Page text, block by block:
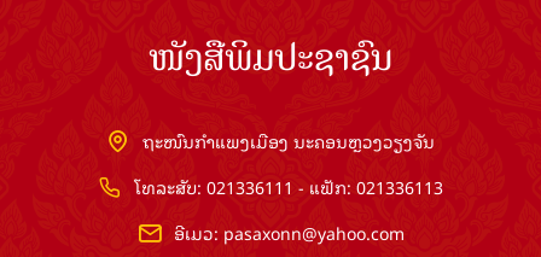
ໜັງສືພິມປະຊາຊົນ
ຖະໜົນກຳແພງເມືອງ ນະຄອນຫຼວງວຽງຈັນ
ໂທລະສັບ: 021336111 - ແຟັກ: 021336113
ອີເມວ: pasaxonn@yahoo.com